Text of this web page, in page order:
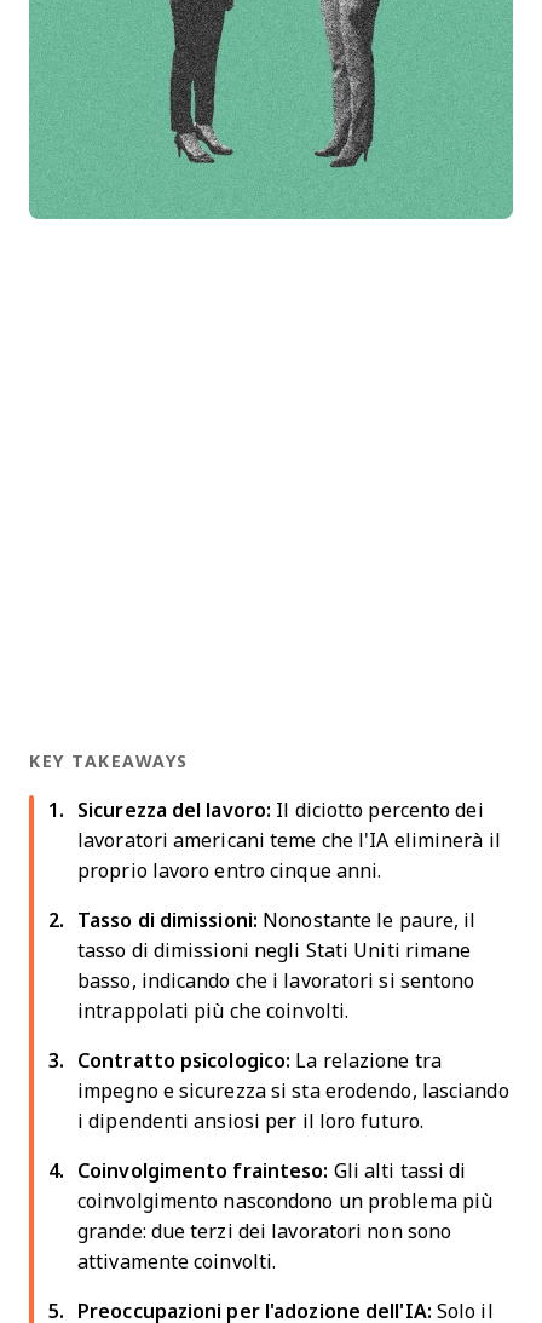
KEY TAKEAWAYS
Sicurezza del lavoro: Il diciotto percento dei
lavoratori americani teme che l'IA eliminerà il
proprio lavoro entro cinque anni.
Tasso di dimissioni: Nonostante le paure, il
tasso di dimissioni negli Stati Uniti rimane
basso, indicando che i lavoratori si sentono
intrappolati più che coinvolti.
Contratto psicologico: La relazione tra
impegno e sicurezza si sta erodendo, lasciando
i dipendenti ansiosi per il loro futuro.
Coinvolgimento frainteso: Gli alti tassi di
coinvolgimento nascondono un problema più
grande: due terzi dei lavoratori non sono
attivamente coinvolti.
Preoccupazioni per l'adozione dell'IA: Solo il